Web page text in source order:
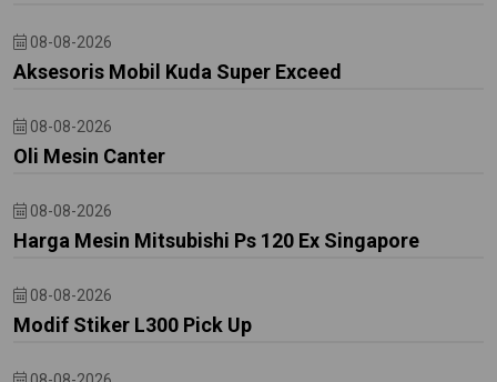
08-08-2026
Aksesoris Mobil Kuda Super Exceed
08-08-2026
Oli Mesin Canter
08-08-2026
Harga Mesin Mitsubishi Ps 120 Ex Singapore
08-08-2026
Modif Stiker L300 Pick Up